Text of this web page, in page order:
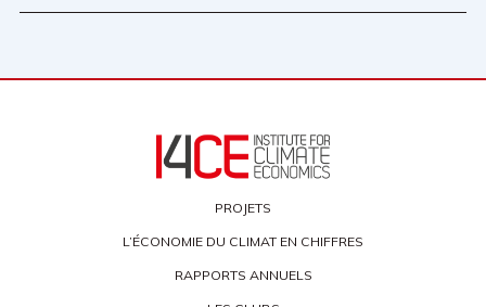
PROJETS
L’ÉCONOMIE DU CLIMAT EN CHIFFRES
RAPPORTS ANNUELS